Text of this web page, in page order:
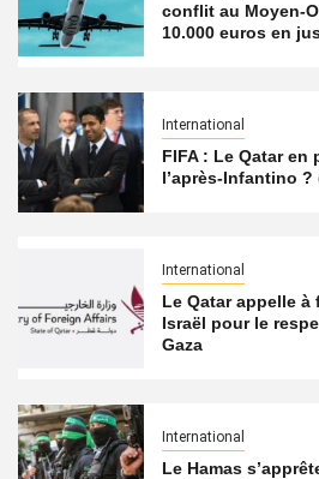
conflit au Moyen-
10.000 euros en
International
FIFA : Le Qatar
l’après-Infantino
International
Le Qatar appelle
Israël pour le
Gaza
International
Le Hamas